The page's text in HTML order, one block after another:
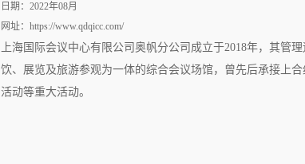
日期：2022年08月
网址：https://www.qdqicc.com/
上海国际会议中心有限公司奥帆分公司成立于2018年，其管
饮、展览及旅游参观为一体的综合会议场馆，曾先后承接上
活动等重大活动。